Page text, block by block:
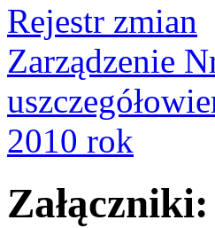
Rejestr zmian
Zarządzenie
2010 rok
Załączniki: